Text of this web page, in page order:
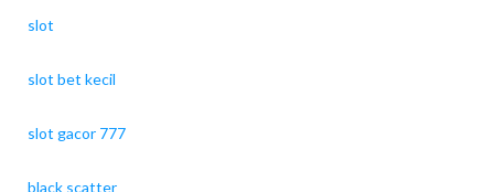
slot
slot bet kecil
slot gacor 777
black scatter